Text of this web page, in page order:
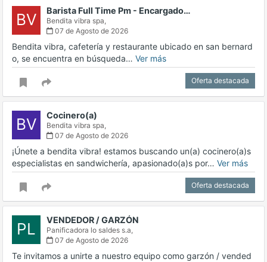
BV Barista Full Time Pm - Encargado…
Bendita vibra spa,
07 de Agosto de 2026
Bendita vibra, cafetería y restaurante ubicado en san bernard
o, se encuentra en búsqueda… Ver más
Oferta destacada
BV Cocinero(a)
Bendita vibra spa,
07 de Agosto de 2026
¡Únete a bendita vibra! estamos buscando un(a) cocinero(a)s
especialistas en sandwichería, apasionado(a)s por… Ver más
Oferta destacada
PL VENDEDOR / GARZÓN
Panificadora lo saldes s.a,
07 de Agosto de 2026
Te invitamos a unirte a nuestro equipo como garzón / vended